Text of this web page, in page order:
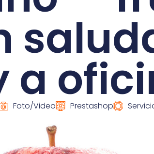
a
Foto/Video Prestashop